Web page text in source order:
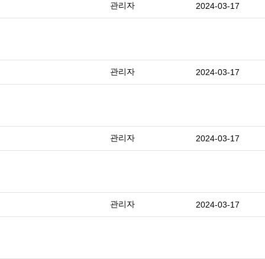
관리자 2024-03-17
관리자 2024-03-17
관리자 2024-03-17
관리자 2024-03-17